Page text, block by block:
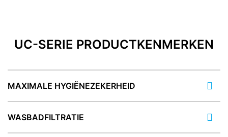
UC-SERIE PRODUCTKENMERKEN
MAXIMALE HYGIËNEZEKERHEID
WASBADFILTRATIE